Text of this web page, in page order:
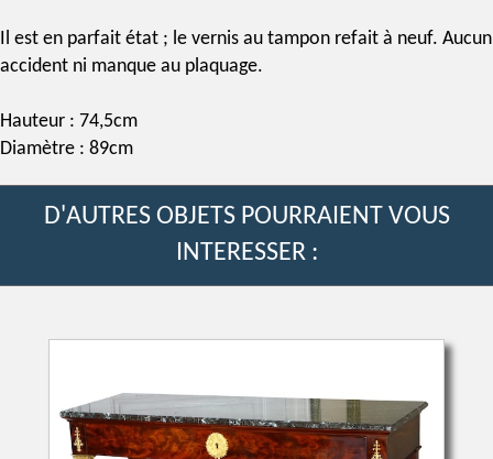
Il est en parfait état ; le vernis au tampon refait à neuf. Aucun
accident ni manque au plaquage.
Hauteur : 74,5cm
Diamètre : 89cm
D'AUTRES OBJETS POURRAIENT VOUS
INTERESSER :